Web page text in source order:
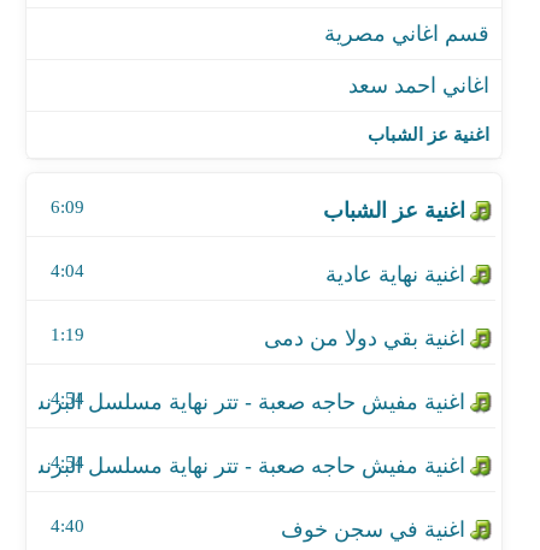
اغنية عز الشباب
اغنية عز الشباب
6:09
اغنية نهاية عادية
4:04
اغنية بقي دولا من دمى
1:19
4:54
4:54
4:40
اغنية انا الاصلي
اغنية اللهم اغفر ذنوبي
اغنية ابن الأصول - من مسلسل الفتوة